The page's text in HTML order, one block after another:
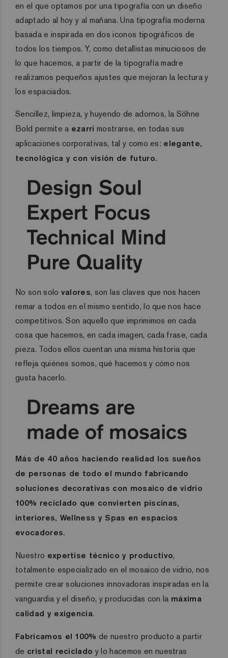
en el que optamos por una tipografía con un diseño
adaptado al hoy y al mañana. Una tipografía moderna
basada e inspirada en dos iconos tipográficos de
todos los tiempos. Y, como detallistas minuciosos de
lo que hacemos, a partir de la tipografía madre
realizamos pequeños ajustes que mejoran la lectura y
los espaciados.
Sencillez, limpieza, y huyendo de adornos, la Söhne
Bold permite a ezarri mostrarse, en todas sus
aplicaciones corporativas, tal y como es: elegante,
tecnológica y con visión de futuro.
No son solo valores, son las claves que nos hacen
remar a todos en el mismo sentido, lo que nos hace
competitivos. Son aquello que imprimimos en cada
cosa que hacemos, en cada imagen, cada frase, cada
pieza. Todos ellos cuentan una misma historia que
refleja quiénes somos, qué hacemos y cómo nos
gusta hacerlo.
Más de 40 años haciendo realidad los sueños
de personas de todo el mundo fabricando
soluciones decorativas con mosaico de vidrio
100% reciclado que convierten piscinas,
interiores, Wellness y Spas en espacios
evocadores.
Nuestro expertise técnico y productivo,
totalmente especializado en el mosaico de vidrio, nos
permite crear soluciones innovadoras inspiradas en la
vanguardia y el diseño, y producidas con la máxima
calidad y exigencia.
Fabricamos el 100% de nuestro producto a partir
de cristal reciclado y lo hacemos en nuestras